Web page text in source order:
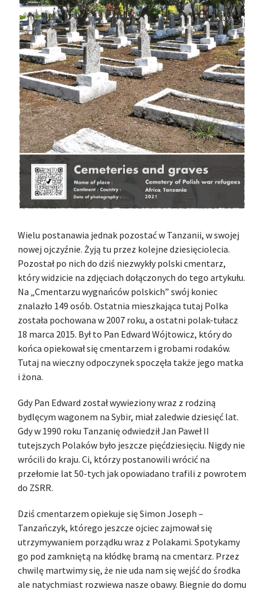
Wielu postanawia jednak pozostać w Tanzanii, w swojej
nowej ojczyźnie. Żyją tu przez kolejne dziesięciolecia.
Pozostał po nich do dziś niezwykły polski cmentarz,
który widzicie na zdjęciach dołączonych do tego artykułu.
Na „Cmentarzu wygnańców polskich” swój koniec
znalazło 149 osób. Ostatnia mieszkająca tutaj Polka
została pochowana w 2007 roku, a ostatni polak-tułacz
18 marca 2015. Był to Pan Edward Wójtowicz, który do
końca opiekował się cmentarzem i grobami rodaków.
Tutaj na wieczny odpoczynek spoczęła także jego matka
i żona.
Gdy Pan Edward został wywieziony wraz z rodziną
bydlęcym wagonem na Sybir, miał zaledwie dziesięć lat.
Gdy w 1990 roku Tanzanię odwiedził Jan Paweł II
tutejszych Polaków było jeszcze pięćdziesięciu. Nigdy nie
wrócili do kraju. Ci, którzy postanowili wrócić na
przełomie lat 50-tych jak opowiadano trafili z powrotem
do ZSRR.
Dziś cmentarzem opiekuje się Simon Joseph –
Tanzańczyk, którego jeszcze ojciec zajmował się
utrzymywaniem porządku wraz z Polakami. Spotykamy
go pod zamkniętą na kłódkę bramą na cmentarz. Przez
chwilę martwimy się, że nie uda nam się wejść do środka
ale natychmiast rozwiewa nasze obawy. Biegnie do domu